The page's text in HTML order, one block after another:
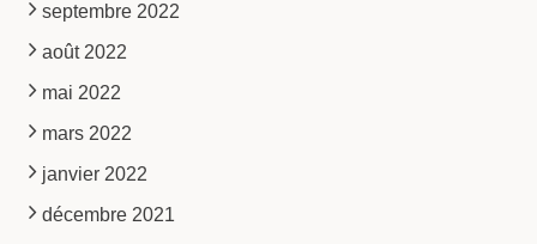
septembre 2022
août 2022
mai 2022
mars 2022
janvier 2022
décembre 2021